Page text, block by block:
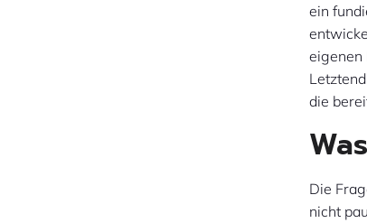
ein
eigenen
die
Die
nicht